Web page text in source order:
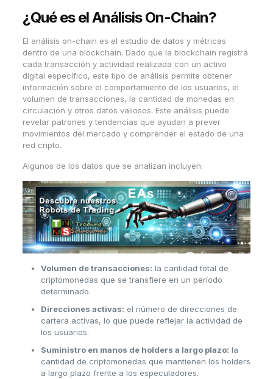
¿Qué es el Análisis On-Chain?
El análisis on-chain es el estudio de datos y métricas
dentro de una blockchain. Dado que la blockchain registra
cada transacción y actividad realizada con un activo
digital específico, este tipo de análisis permite obtener
información sobre el comportamiento de los usuarios, el
volumen de transacciones, la cantidad de monedas en
circulación y otros datos valiosos. Este análisis puede
revelar patrones y tendencias que ayudan a prever
movimientos del mercado y comprender el estado de una
red cripto.
Algunos de los datos que se analizan incluyen:
Volumen de transacciones: la cantidad total de
criptomonedas que se transfiere en un período
determinado.
Direcciones activas: el número de direcciones de
cartera activas, lo que puede reflejar la actividad de
los usuarios.
Suministro en manos de holders a largo plazo: la
cantidad de criptomonedas que mantienen los holders
a largo plazo frente a los especuladores.